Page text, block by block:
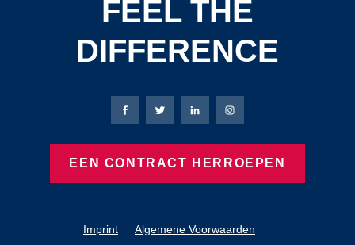
FEEL THE
DIFFERENCE
Imprint Algemene Voorwaarden
Bierbaum-Proenen Facebook-pagina
Bierbaum-Proenen X-pagina
Bierbaum-Proenen
Bierbaum-Proenen
EEN CONTRACT HERROEPEN